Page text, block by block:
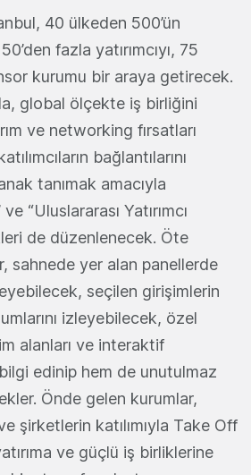
40 ülkeden 500’ün
fazla yatırımcıyı, 75
kurumu bir araya getirecek.
global ölçekte iş birliğini
ve networking fırsatları
bağlantılarını
tanımak amacıyla
“Uluslararası Yatırımcı
de düzenlenecek. Öte
sahnede yer alan panellerde
seçilen girişimlerin
izleyebilecek, özel
alanları ve interaktif
edinip hem de unutulmaz
Önde gelen kurumlar,
şirketlerin katılımıyla Take Off
ve güçlü iş birliklerine